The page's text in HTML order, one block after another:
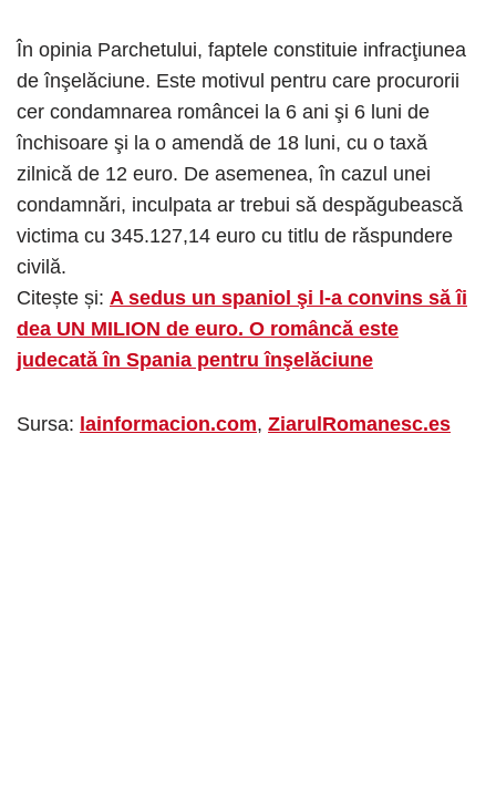
În opinia Parchetului, faptele constituie infracţiunea
de înşelăciune. Este motivul pentru care procurorii
cer condamnarea româncei la 6 ani şi 6 luni de
închisoare şi la o amendă de 18 luni, cu o taxă
zilnică de 12 euro. De asemenea, în cazul unei
condamnări, inculpata ar trebui să despăgubească
victima cu 345.127,14 euro cu titlu de răspundere
civilă.
Citește și: A sedus un spaniol şi l-a convins să îi
dea UN MILION de euro. O româncă este
judecată în Spania pentru înşelăciune
Sursa: lainformacion.com, ZiarulRomanesc.es